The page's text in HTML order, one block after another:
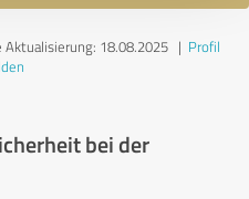
Aktualisierung: 18.08.2025| Profil
bei der